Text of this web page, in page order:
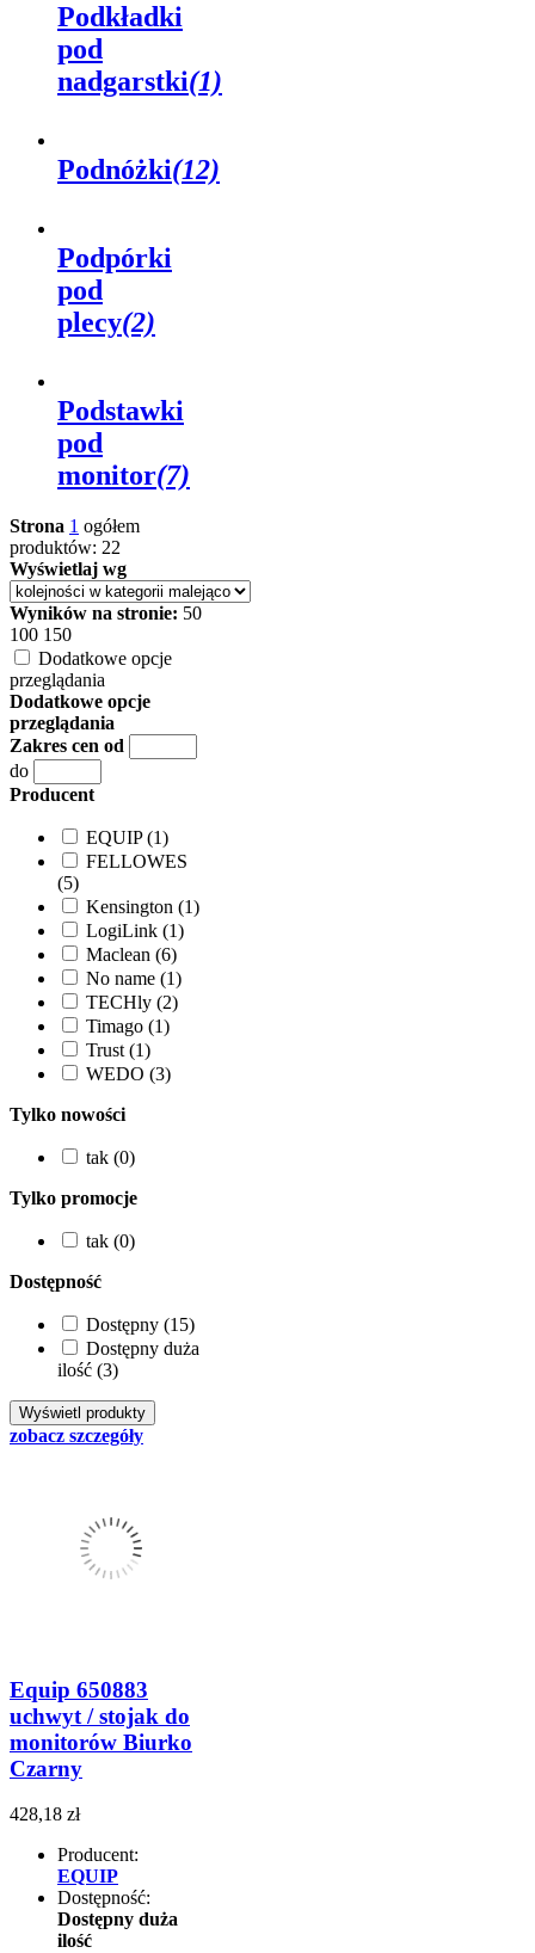
Podkładki
pod
nadgarstki(1)
Podnóżki(12)
Podpórki
pod
plecy(2)
Podstawki
pod
monitor(7)
Strona 1 ogółem
produktów: 22
Wyświetlaj wg
Wyników na stronie: 50
100 150
Dodatkowe opcje
przeglądania
Dodatkowe opcje
przeglądania
Zakres cen od
do
Producent
EQUIP (1)
FELLOWES
(5)
Kensington (1)
LogiLink (1)
Maclean (6)
No name (1)
TECHly (2)
Timago (1)
Trust (1)
WEDO (3)
Tylko nowości
tak (0)
Tylko promocje
tak (0)
Dostępność
Dostępny (15)
Dostępny duża
ilość (3)
zobacz szczegóły
Equip 650883
uchwyt / stojak do
monitorów Biurko
Czarny
428,18 zł
Producent:
EQUIP
Dostępność:
Dostępny duża
ilość